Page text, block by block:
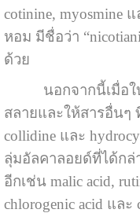
cotinine, myosmine
หอม มีชื่อว่า
ด้วย
นอกจากนี้เมื่อใบย
สลายและให้สารอื่นๆ
collidine และ
ลุ่มอัลคาลอยด์ที่ได้กล่
อีกเช่น malic acid,
chlorogenic acid และ